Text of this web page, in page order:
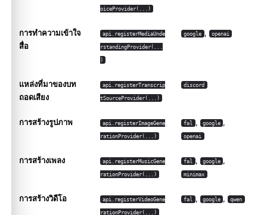
oiceProvider(...)
การทำความเข้าใจ
สื่อ
api.registerMediaUnde
rstandingProvider(...
)
google , openai
แหล่งที่มาของบท
ถอดเสียง
api.registerTranscrip
tSourceProvider(...)
discord
การสร้างรูปภาพ api.registerImageGene
rationProvider(...)
fal , google ,
openai
การสร้างเพลง api.registerMusicGene
rationProvider(...)
fal , google ,
minimax
การสร้างวิดีโอ api.registerVideoGene
rationProvider(...)
fal , google , qwen